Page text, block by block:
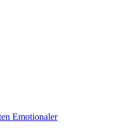
Emotionaler